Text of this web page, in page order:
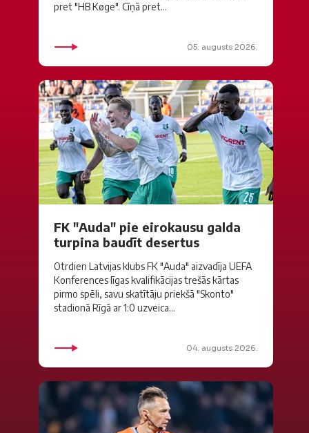
pret "HB Køge". Cīņā pret...
05. augusts 2026.
FK "Auda" pie eirokausu galda
turpina baudīt desertus
Otrdien Latvijas klubs FK "Auda" aizvadīja UEFA
Konferences līgas kvalifikācijas trešās kārtas
pirmo spēli, savu skatītāju priekšā "Skonto"
stadionā Rīgā ar 1:0 uzveica...
04. augusts 2026.